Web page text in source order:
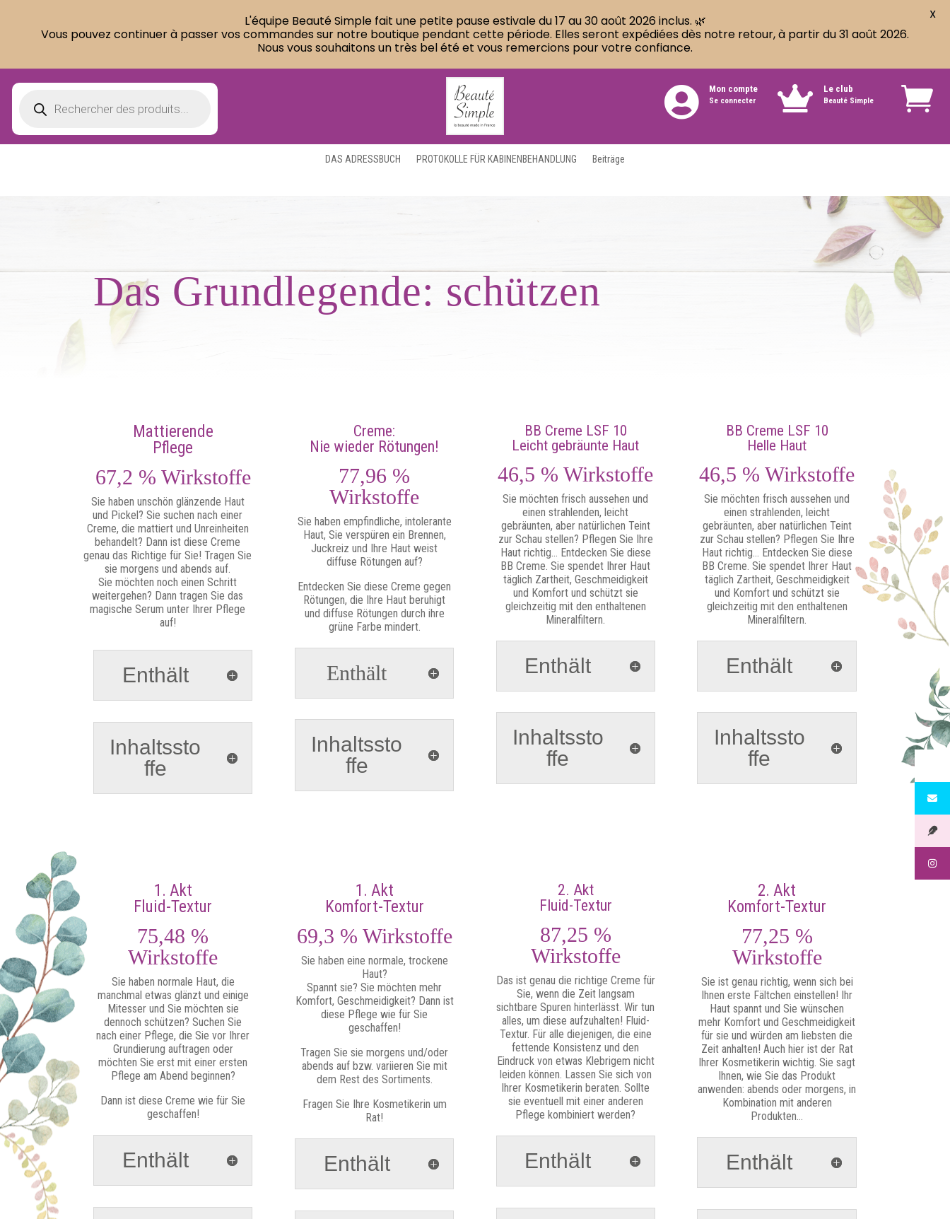
search
 Mon compte
Se connecter  Le club
Beauté Simple
DAS ADRESSBUCH PROTOKOLLE FÜR KABINENBEHANDLUNG Beiträge
Das Grundlegende: schützen
Mattierende
Pflege
67,2 % Wirkstoffe
Sie haben unschön glänzende Haut
und Pickel? Sie suchen nach einer
Creme, die mattiert und Unreinheiten
behandelt? Dann ist diese Creme
genau das Richtige für Sie! Tragen Sie
sie morgens und abends auf.
Sie möchten noch einen Schritt
weitergehen? Dann tragen Sie das
magische Serum unter Ihrer Pflege
auf!
Enthält
Inhaltssto
ffe
Creme:
Nie wieder Rötungen!
77,96 %
Wirkstoffe
Sie haben empfindliche, intolerante
Haut, Sie verspüren ein Brennen,
Juckreiz und Ihre Haut weist
diffuse Rötungen auf?
Entdecken Sie diese Creme gegen
Rötungen, die Ihre Haut beruhigt
und diffuse Rötungen durch ihre
grüne Farbe mindert.
Enthält
Inhaltssto
ffe
BB Creme LSF 10
Leicht gebräunte Haut
46,5 % Wirkstoffe
Sie möchten frisch aussehen und
einen strahlenden, leicht
gebräunten, aber natürlichen Teint
zur Schau stellen? Pflegen Sie Ihre
Haut richtig… Entdecken Sie diese
BB Creme. Sie spendet Ihrer Haut
täglich Zartheit, Geschmeidigkeit
und Komfort und schützt sie
gleichzeitig mit den enthaltenen
Mineralfiltern.
Enthält
Inhaltssto
ffe
BB Creme LSF 10
Helle Haut
46,5 % Wirkstoffe
Sie möchten frisch aussehen und
einen strahlenden, leicht
gebräunten, aber natürlichen Teint
zur Schau stellen? Pflegen Sie Ihre
Haut richtig… Entdecken Sie diese
BB Creme. Sie spendet Ihrer Haut
täglich Zartheit, Geschmeidigkeit
und Komfort und schützt sie
gleichzeitig mit den enthaltenen
Mineralfiltern.
Enthält
Inhaltssto
ffe
1. Akt
Fluid-Textur
75,48 %
Wirkstoffe
Sie haben normale Haut, die
manchmal etwas glänzt und einige
Mitesser und Sie möchten sie
dennoch schützen? Suchen Sie
nach einer Pflege, die Sie vor Ihrer
Grundierung auftragen oder
möchten Sie erst mit einer ersten
Pflege am Abend beginnen?
Dann ist diese Creme wie für Sie
geschaffen!
Enthält
1. Akt
Komfort-Textur
69,3 % Wirkstoffe
Sie haben eine normale, trockene
Haut?
Spannt sie? Sie möchten mehr
Komfort, Geschmeidigkeit? Dann ist
diese Pflege wie für Sie
geschaffen!
Tragen Sie sie morgens und/oder
abends auf bzw. variieren Sie mit
dem Rest des Sortiments.
Fragen Sie Ihre Kosmetikerin um
Rat!
Enthält
2. Akt
Fluid-Textur
87,25 %
Wirkstoffe
Das ist genau die richtige Creme für
Sie, wenn die Zeit langsam
sichtbare Spuren hinterlässt. Wir tun
alles, um diese aufzuhalten! Fluid-
Textur. Für alle diejenigen, die eine
fettende Konsistenz und den
Eindruck von etwas Klebrigem nicht
leiden können. Lassen Sie sich von
Ihrer Kosmetikerin beraten. Sollte
sie eventuell mit einer anderen
Pflege kombiniert werden?
Enthält
2. Akt
Komfort-Textur
77,25 %
Wirkstoffe
Sie ist genau richtig, wenn sich bei
Ihnen erste Fältchen einstellen! Ihr
Haut spannt und Sie wünschen
mehr Komfort und Geschmeidigkeit
für sie und würden am liebsten die
Zeit anhalten! Auch hier ist der Rat
Ihrer Kosmetikerin wichtig. Sie sagt
Ihnen, wie Sie das Produkt
anwenden: abends oder morgens, in
Kombination mit anderen
Produkten…
Enthält
L'équipe Beauté Simple fait une petite pause estivale du 17 au 30 août 2026 inclus. 🌿
Vous pouvez continuer à passer vos commandes sur notre boutique pendant cette période. Elles seront expédiées dès notre retour, à partir du 31 août 2026.
Nous vous souhaitons un très bel été et vous remercions pour votre confiance.
X